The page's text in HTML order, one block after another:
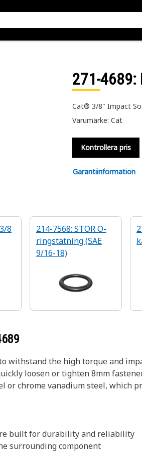
271-4689:
Cat® 3/8" Impact
Varumärke: Cat
Kontrollera pris
Garantiinformation
8
214-7568: STOR O-
ringstätning (SAE
9/16-18)
withstand the high torque and
loosen or tighten 8mm
or chrome vanadium steel, which
built for durability and reliability
surrounding component